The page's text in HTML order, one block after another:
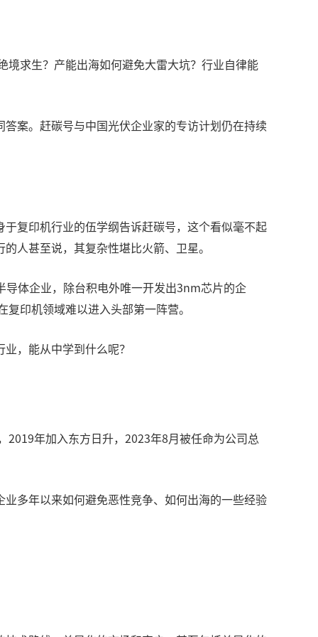
求生？产能出海如何避免大雷大坑？行业自律能
案。赶碳号与中国光伏企业家的专访计划仍在持续
复印机行业的伍学纲告诉赶碳号，这个看似毫不起
人甚至说，其复杂性堪比火箭、卫星。
体企业，除台积电外唯一开发出3nm芯片的企
印机领域难以进入头部第一阵营。
，能从中学到什么呢？
2019年加入东方日升，2023年8月被任命为公司总
多年以来如何避免恶性竞争、如何出海的一些经验